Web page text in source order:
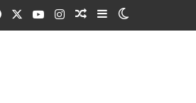
FacebookYouTubeInstagram
Random Article
Sidebar